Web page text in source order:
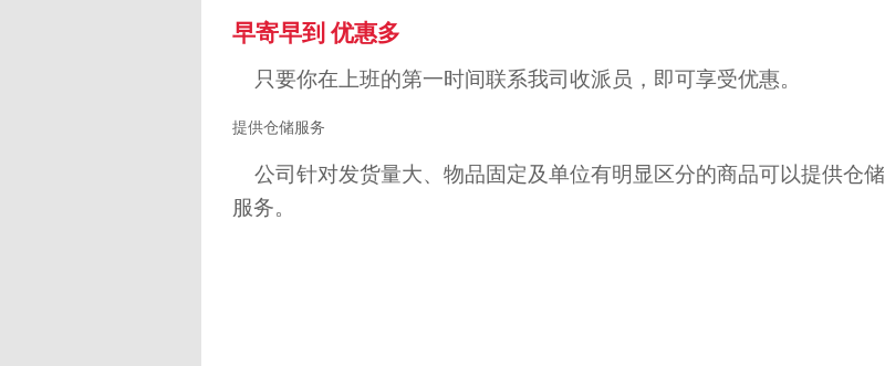
早寄早到 优惠多
只要你在上班的第一时间联系我司收派员，即可享受优惠。
提供仓储服务
公司针对发货量大、物品固定及单位有明显区分的商品可以提供仓储
服务。